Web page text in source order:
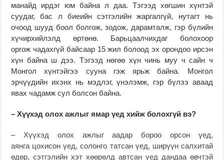
манайд ирдэг юм байна л даа. Тэгээд хөгшин хүнтэй
суудаг, бас л биеийн сэтгэлийн жаргалгүй, нутагт нь
очоод шууд боол болгож, зодож, дарамталж, гэр бүлийн
хүчирхийлэлд өртөнө. Барьцаалчихдаг болохоор
оргож чадахгүй байсаар 15 жил болоод эх орондоо ирсэн
хүн байна ш дээ. Тэгээд нөгөө хүн чинь муу ч сайн ч
Монгол хүнтэйгээ сууна гэж ярьж байна. Монгол
эрчүүдийн ихэнх нь мэдлэг, үнэлэмж, гэр бүлээ аваад
явах чадамж сул болсон байна.
– Хүүхэд олох ажлыг ямар үед хийж болохгүй вэ?
– Хүүхэд олох ажлыг аадар бороо орсон үед,
аянга цохисон үед, солонго татсан үед, ширүүн салхитай
өдөр, сэтгэлийн хэт хөөрөлд автсан үед дандаа өвчтэй